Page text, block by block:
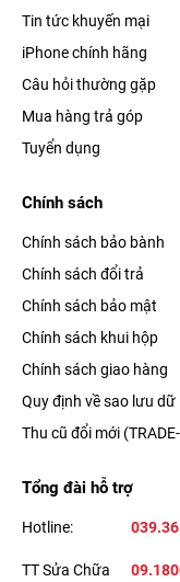
quyền của hãng.
Hơn nữa, chiếc điện
mưa nhỏ hay tại công
Sức mạnh
Tin tức khuyến mại
iPhone chính hãng
Câu hỏi thường gặp
Mua hàng trả góp
Tuyển dụng
Chính sách
Chính sách bảo bành
Chính sách đổi trả
Chính sách bảo mật
Chính sách khui hộp
Chính sách giao hàng
Quy định về sao lưu dữ
Thu cũ đổi mới
Tổng đài hỗ trợ
Hotline:
TT Sửa Chữa